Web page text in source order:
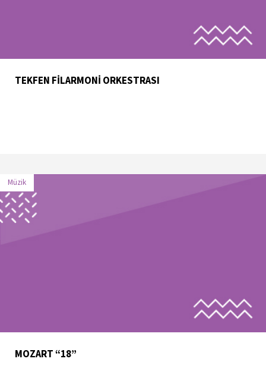
TEKFEN FİLARMONİ ORKESTRASI
Müzik
MOZART “18”